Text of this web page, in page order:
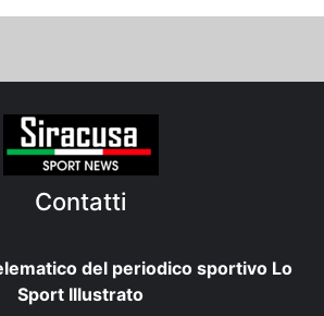
Contatti
del periodico sportivo Lo
Sport Illustrato